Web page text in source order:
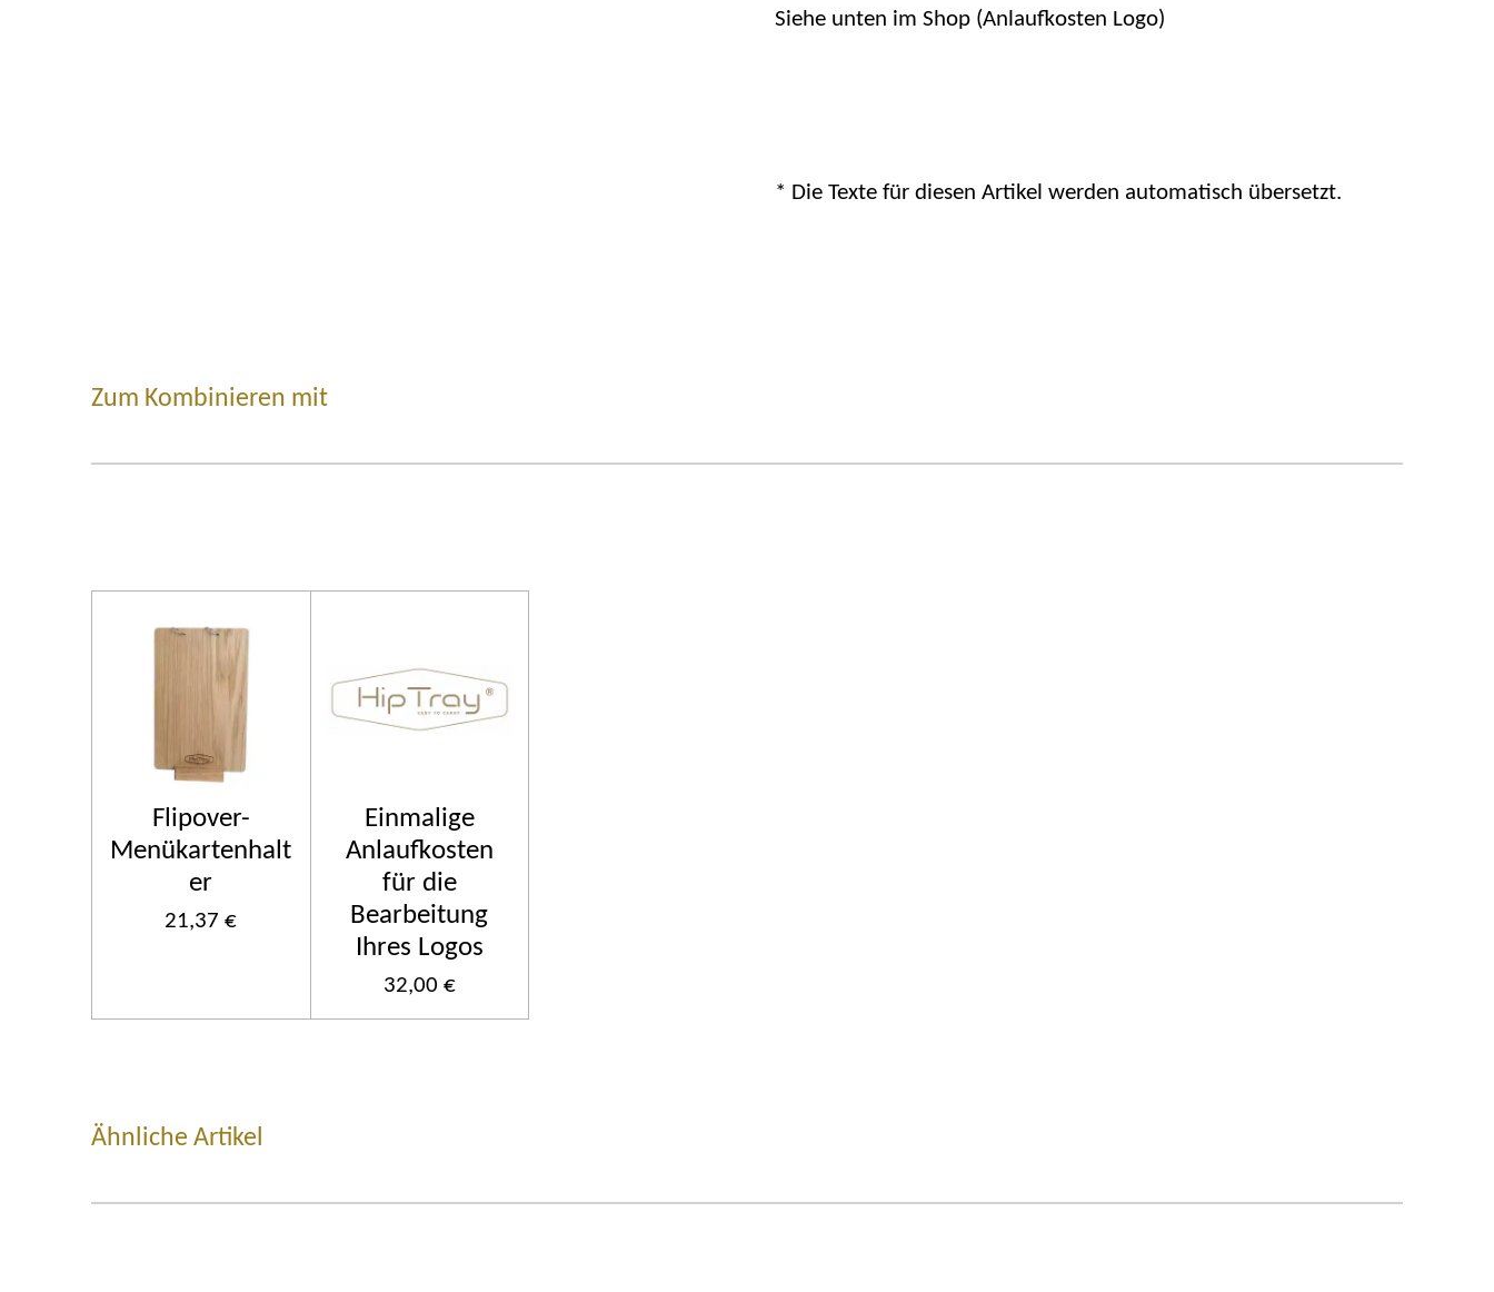
Siehe unten im Shop (Anlaufkosten Logo)
* Die Texte für diesen Artikel werden automatisch übersetzt.
Zum Kombinieren mit
Flipover-
Menükartenhalt
er
21,37 €
Einmalige
Anlaufkosten
für die
Bearbeitung
Ihres Logos
32,00 €
Ähnliche Artikel